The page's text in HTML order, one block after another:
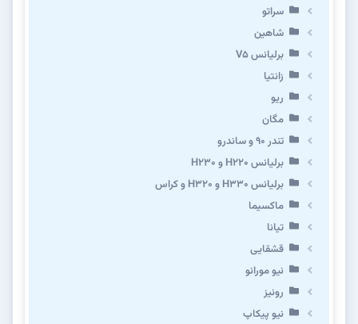
سراتو
شاهین
برلیانس V5
زانتیا
ریو
مگان
تندر ۹۰ و ساندرو
برلیانس H220 و H230
برلیانس H330 و H320 و کراس
ماکسیما
تیانا
قشقایی
نیو مورانو
رونیز
نیو پیکاپ